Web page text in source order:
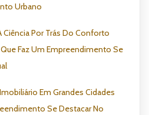
Urbano
Ciência Por Trás Do Conforto
Faz Um Empreendimento Se
Em Grandes Cidades
Se Destacar No